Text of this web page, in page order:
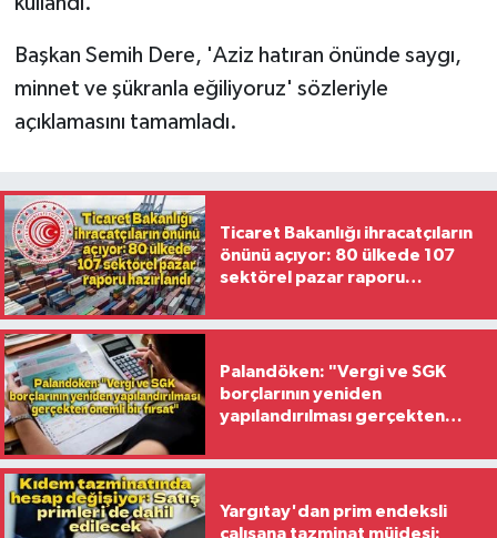
Başkan Semih Dere, 'Aziz hatıran önünde saygı,
minnet ve şükranla eğiliyoruz' sözleriyle
açıklamasını tamamladı.
Ticaret Bakanlığı ihracatçıların
önünü açıyor: 80 ülkede 107
sektörel pazar raporu
Palandöken: "Vergi ve SGK
borçlarının yeniden
yapılandırılması gerçekten
Yargıtay'dan prim endeksli
çalışana tazminat müjdesi: